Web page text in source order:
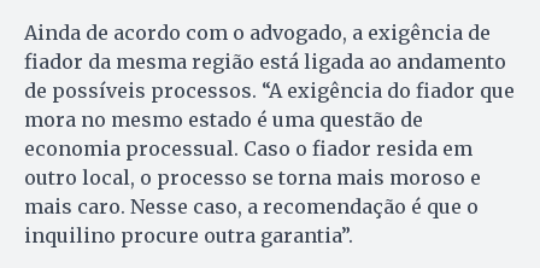
Ainda de acordo com o advogado, a exigência de
fiador da mesma região está ligada ao andamento
de possíveis processos. “A exigência do fiador que
mora no mesmo estado é uma questão de
economia processual. Caso o fiador resida em
outro local, o processo se torna mais moroso e
mais caro. Nesse caso, a recomendação é que o
inquilino procure outra garantia”.